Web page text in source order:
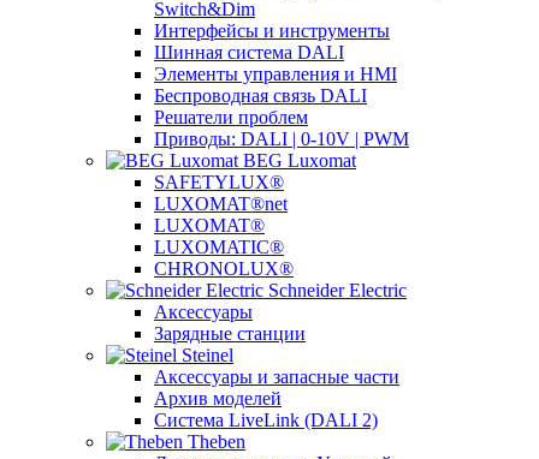
Switch&Dim
Интерфейсы и инструменты
Шинная система DALI
Элементы управления и HMI
Беспроводная связь DALI
Решатели проблем
Приводы: DALI | 0-10V | PWM
BEG Luxomat
SAFETYLUX®
LUXOMAT®net
LUXOMAT®
LUXOMATIC®
CHRONOLUX®
Schneider Electric
Аксессуары
Зарядные станции
Steinel
Аксессуары и запасные части
Архив моделей
Система LiveLink (DALI 2)
Theben